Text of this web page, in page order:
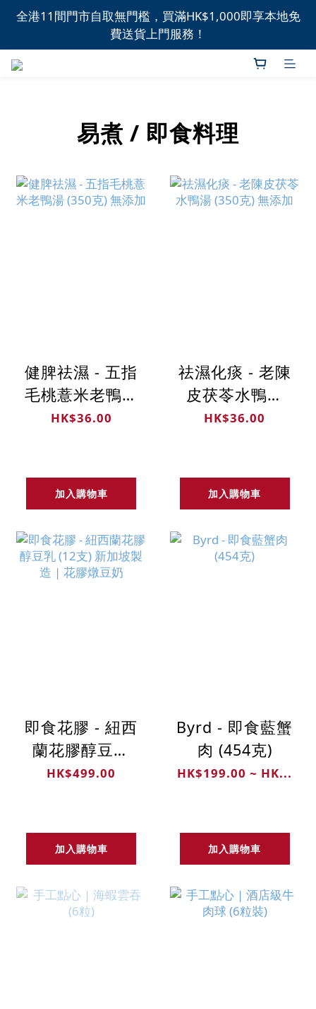
全港11間門市自取無門檻，買滿HK$1,000即享本地免
費送貨上門服務！
全港11間門市自取無門檻，買滿HK$1,000即享本地免
費送貨上門服務！
新品上市，精選優惠，盡在本週推介！
費送貨上門服務！
易煮 / 即食料理
健脾祛濕 - 五指
毛桃薏米老鴨湯
(350克) 無添加
HK$36.00
加入購物車
祛濕化痰 - 老陳
皮茯苓水鴨湯
(350克) 無添加
HK$36.00
加入購物車
即食花膠 - 紐西
蘭花膠醇豆乳
(12支) 新加坡製
HK$499.00
加入購物車
Byrd - 即食藍蟹
肉 (454克)
HK$199.00 ~ HK...
加入購物車